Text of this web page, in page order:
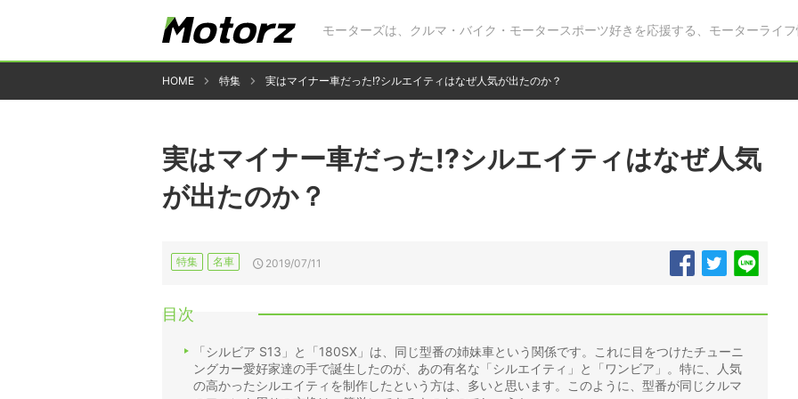
モーターズは、クルマ・バイク・モータースポーツ好きを応援する、モーターライフ
HOME 特集 実はマイナー車だった!?シルエイティはなぜ人気が出たのか？
実はマイナー車だった!?シルエイティはなぜ人気
が出たのか？
特集 名車 2019/07/11
目次
「シルビア S13」と「180SX」は、同じ型番の姉妹車という関係です。これに目をつけたチューニ
ングカー愛好家達の手で誕生したのが、あの有名な「シルエイティ」と「ワンビア」。特に、人気
の高かったシルエイティを制作したという方は、多いと思います。このように、型番が同じクルマ